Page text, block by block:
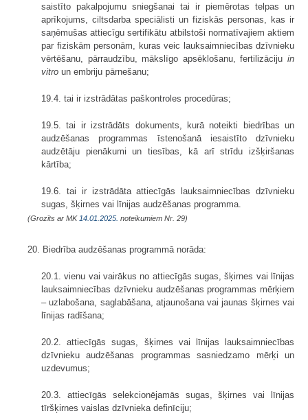
saistīto pakalpojumu sniegšanai tai ir piemērotas telpas un
aprīkojums, ciltsdarba speciālisti un fiziskās personas, kas ir
saņēmušas attiecīgu sertifikātu atbilstoši normatīvajiem aktiem
par fiziskām personām, kuras veic lauksaimniecības dzīvnieku
vērtēšanu, pārraudzību, mākslīgo apsēklošanu, fertilizāciju in
vitro un embriju pārnešanu;
19.4. tai ir izstrādātas paškontroles procedūras;
19.5. tai ir izstrādāts dokuments, kurā noteikti biedrības un
audzēšanas programmas īstenošanā iesaistīto dzīvnieku
audzētāju pienākumi un tiesības, kā arī strīdu izšķiršanas
kārtība;
19.6. tai ir izstrādāta attiecīgās lauksaimniecības dzīvnieku
sugas, šķirnes vai līnijas audzēšanas programma.
(Grozīts ar MK 14.01.2025. noteikumiem Nr. 29)
20. Biedrība audzēšanas programmā norāda:
20.1. vienu vai vairākus no attiecīgās sugas, šķirnes vai līnijas
lauksaimniecības dzīvnieku audzēšanas programmas mērķiem
– uzlabošana, saglabāšana, atjaunošana vai jaunas šķirnes vai
līnijas radīšana;
20.2. attiecīgās sugas, šķirnes vai līnijas lauksaimniecības
dzīvnieku audzēšanas programmas sasniedzamo mērķi un
uzdevumus;
20.3. attiecīgās selekcionējamās sugas, šķirnes vai līnijas
tīršķirnes vaislas dzīvnieka definīciju;